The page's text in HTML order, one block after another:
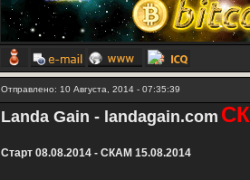
Отправлено: 10 Августа, 2014 - 07:35:39
Landa Gain - landagain.com
Старт 08.08.2014 - СКАМ 15.08.2014